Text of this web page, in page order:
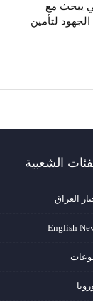
يبحث مع
لتأمين
الشعبية
العراق
English